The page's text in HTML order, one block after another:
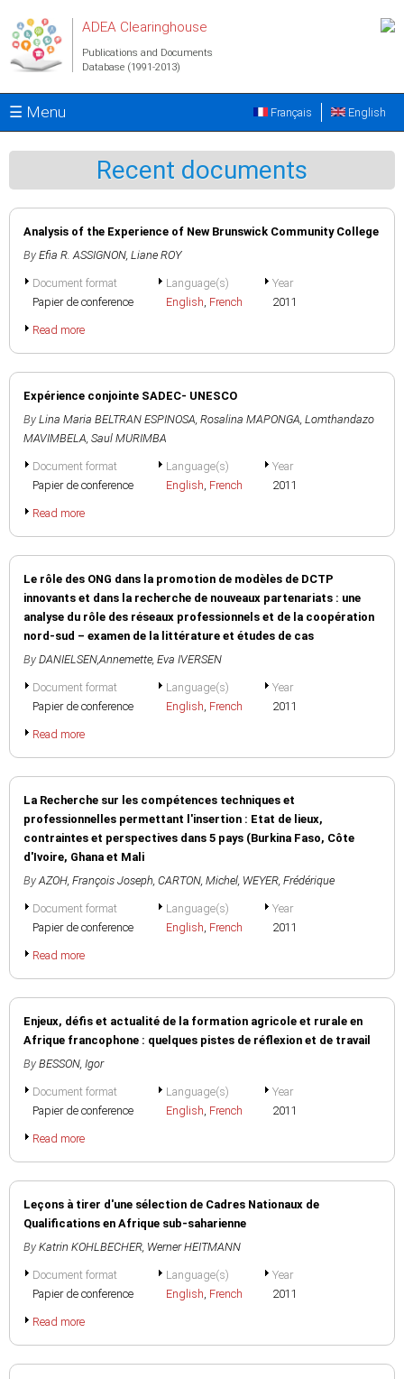
ADEA Clearinghouse
Publications and Documents
Database (1991-2013)
☰ Menu English
Français
Recent documents
Analysis of the Experience of New Brunswick Community College
By Efia R. ASSIGNON, Liane ROY
Document format
Papier de conference
Language(s)
English, French
Year
2011
Read more
Expérience conjointe SADEC- UNESCO
By Lina Maria BELTRAN ESPINOSA, Rosalina MAPONGA, Lomthandazo
MAVIMBELA, Saul MURIMBA
Document format
Papier de conference
Language(s)
English, French
Year
2011
Read more
Le rôle des ONG dans la promotion de modèles de DCTP
innovants et dans la recherche de nouveaux partenariats : une
analyse du rôle des réseaux professionnels et de la coopération
nord-sud – examen de la littérature et études de cas
By DANIELSEN,Annemette, Eva IVERSEN
Document format
Papier de conference
Language(s)
English, French
Year
2011
Read more
La Recherche sur les compétences techniques et
professionnelles permettant l'insertion : Etat de lieux,
contraintes et perspectives dans 5 pays (Burkina Faso, Côte
d'Ivoire, Ghana et Mali
By AZOH, François Joseph, CARTON, Michel, WEYER, Frédérique
Document format
Papier de conference
Language(s)
English, French
Year
2011
Read more
Enjeux, défis et actualité de la formation agricole et rurale en
Afrique francophone : quelques pistes de réflexion et de travail
By BESSON, Igor
Document format
Papier de conference
Language(s)
English, French
Year
2011
Read more
Leçons à tirer d'une sélection de Cadres Nationaux de
Qualifications en Afrique sub-saharienne
By Katrin KOHLBECHER, Werner HEITMANN
Document format
Papier de conference
Language(s)
English, French
Year
2011
Read more